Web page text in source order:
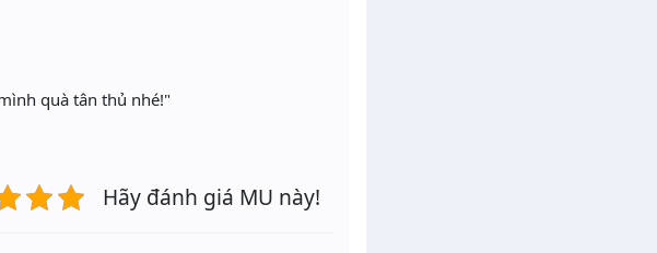
quà tân thủ nhé!"
Hãy đánh giá MU này!